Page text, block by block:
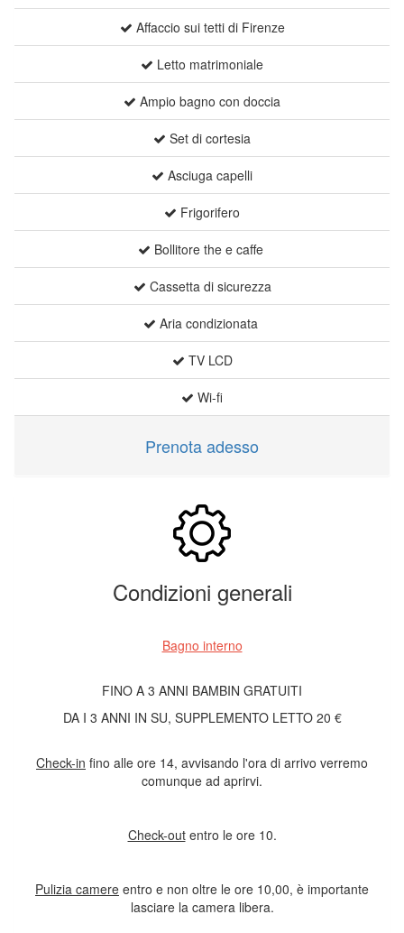
Affaccio sui tetti di Firenze
Letto matrimoniale
Ampio bagno con doccia
Set di cortesia
Asciuga capelli
Frigorifero
Bollitore the e caffe
Cassetta di sicurezza
Aria condizionata
TV LCD
Wi-fi
Prenota adesso
Condizioni generali
Bagno interno
FINO A 3 ANNI BAMBIN GRATUITI
DA I 3 ANNI IN SU, SUPPLEMENTO LETTO 20 €
Check-in fino alle ore 14, avvisando l'ora di arrivo verremo
comunque ad aprirvi.
Check-outentro le ore 10.
Pulizia camere entro e non oltre le ore 10,00, è importante
lasciare la camera libera.